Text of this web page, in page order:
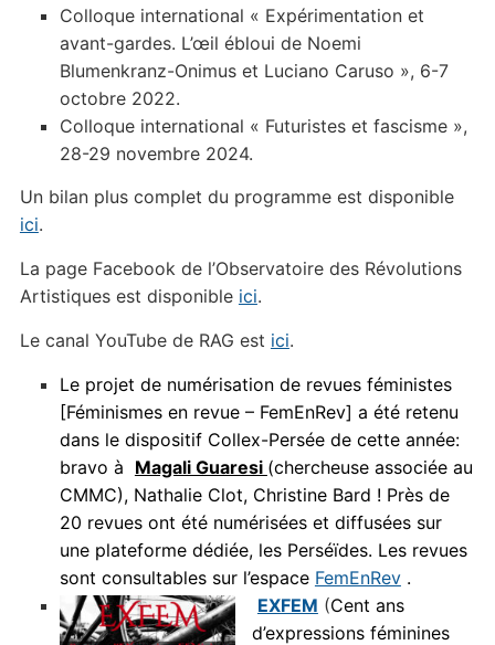
Colloque international « Expérimentation et
avant-gardes. L’œil ébloui de Noemi
Blumenkranz-Onimus et Luciano Caruso », 6-7
octobre 2022.
Colloque international « Futuristes et fascisme »,
28-29 novembre 2024.
Un bilan plus complet du programme est disponible
ici.
La page Facebook de l’Observatoire des Révolutions
Artistiques est disponible ici.
Le canal YouTube de RAG est ici.
Le projet de numérisation de revues féministes
[Féminismes en revue – FemEnRev] a été retenu
dans le dispositif Collex-Persée de cette année:
bravo à Magali Guaresi (chercheuse associée au
CMMC), Nathalie Clot, Christine Bard ! Près de
20 revues ont été numérisées et diffusées sur
une plateforme dédiée, les Perséïdes. Les revues
sont consultables sur l’espace FemEnRev.
EXFEM (Cent ans
d’expressions féminines